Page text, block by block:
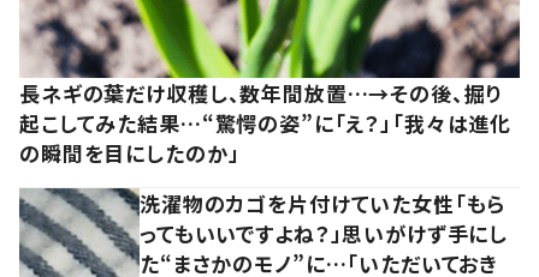
長ネギの葉だけ収穫し、数年間放置…→その後、掘り
起こしてみた結果…“驚愕の姿”に「え？」「我々は進化
の瞬間を目にしたのか」
洗濯物のカゴを片付けていた女性「もら
ってもいいですよね？」思いがけず手にし
た“まさかのモノ”に…「いただいておき